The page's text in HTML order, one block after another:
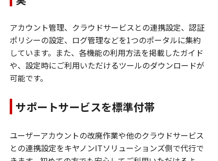
アカウント管理、クラウドサービスとの連携設定、認証
ポリシーの設定、ログ管理などを1つのポータルに集約
しています。また、各機能の利用方法を掲載したガイド
や、設定時にご利用いただけるツールのダウンロードが
可能です。
サポートサービスを標準付帯
ユーザーアカウントの改廃作業や他のクラウドサービス
との連携設定をキヤノンITソリューションズ側で代行で